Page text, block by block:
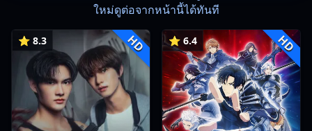
ใหม่ดูต่อจากหน้านี้ได้ทันที
⭐ 8.3 HD ⭐ 6.4 HD